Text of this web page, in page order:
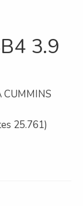
3.9
CUMMINS
25.761)